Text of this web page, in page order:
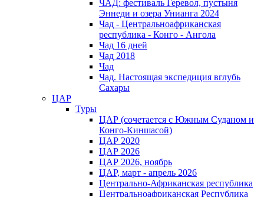
ЧАД: фестиваль Геревол, пустыня
Эннеди и озера Унианга 2024
Чад - Центральноафриканская
республика - Конго - Ангола
Чад 16 дней
Чад 2018
Чад
Чад. Настоящая экспедиция вглубь
Сахары
ЦАР
Туры
ЦАР (сочетается с Южным Суданом и
Конго-Киншасой)
ЦАР 2020
ЦАР 2026
ЦАР 2026, ноябрь
ЦАР, март - апрель 2026
Центрально-Африканская республика
Центральноафриканская Республика